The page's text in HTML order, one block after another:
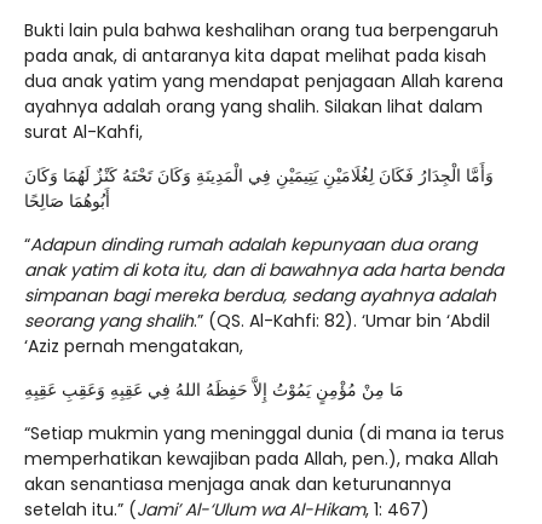
Bukti lain pula bahwa keshalihan orang tua berpengaruh
pada anak, di antaranya kita dapat melihat pada kisah
dua anak yatim yang mendapat penjagaan Allah karena
ayahnya adalah orang yang shalih. Silakan lihat dalam
surat Al-Kahfi,
وَأَمَّا الْجِدَارُ فَكَانَ لِغُلَامَيْنِ يَتِيمَيْنِ فِي الْمَدِينَةِ وَكَانَ تَحْتَهُ كَنْزٌ لَهُمَا وَكَانَ
أَبُوهُمَا صَالِحًا
“Adapun dinding rumah adalah kepunyaan dua orang
anak yatim di kota itu, dan di bawahnya ada harta benda
simpanan bagi mereka berdua, sedang ayahnya adalah
seorang yang shalih.” (QS. Al-Kahfi: 82). ‘Umar bin ‘Abdil
‘Aziz pernah mengatakan,
مَا مِنْ مُؤْمِنٍ يَمُوْتُ إِلاَّ حَفِظَهُ اللهُ فِي عَقِبِهِ وَعَقِبِ عَقِبِهِ
“Setiap mukmin yang meninggal dunia (di mana ia terus
memperhatikan kewajiban pada Allah, pen.), maka Allah
akan senantiasa menjaga anak dan keturunannya
setelah itu.” (Jami’ Al-‘Ulum wa Al-Hikam, 1: 467)